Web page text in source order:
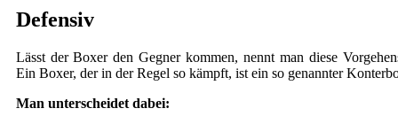
Defensiv
Lässt der Boxer den Gegner kommen, nennt man diese
Ein Boxer, der in der Regel so kämpft, ist ein so genannter
Man unterscheidet dabei: